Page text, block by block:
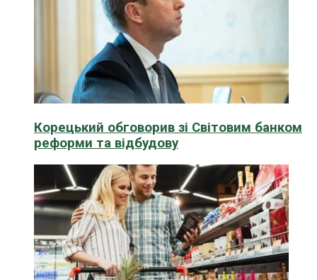
Корецький обговорив зі Світовим банком
реформи та відбудову